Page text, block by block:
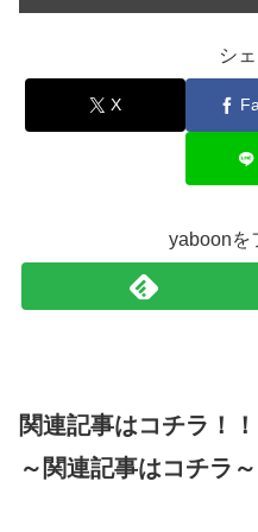
シ
X
yaboonを
関連記事はコチラ！！
～関連記事はコチラ～